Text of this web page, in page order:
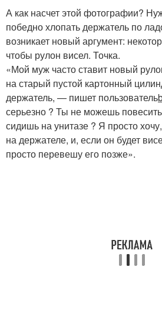
А как насчет этой фотографии?
победно хлопать держатель по
возникает новый аргумент:
чтобы рулон висел. Точка.
«Мой муж часто ставит новый
на старый пустой картонный
держатель, — пишет пользователь
серьезно ? Ты не можешь
сидишь на унитазе ? Я просто
на держателе, и, если он будет
просто перевешу его позже».